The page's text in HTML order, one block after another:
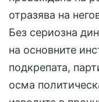
отразява на
Без сериозна
на основните
подкрепата,
осма